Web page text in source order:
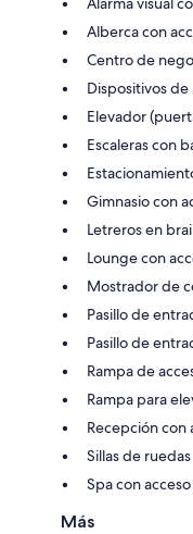
Alberca con
Centro de
Dispositivos
Elevador
Escaleras con
Gimnasio con
Letreros en
Lounge con
Mostrador de
Pasillo de
Pasillo de
Rampa de
Rampa para
Recepción con
Sillas de
Spa con
Más